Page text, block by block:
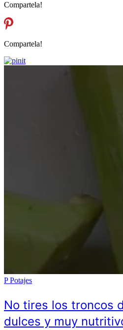
Compartela!
Compartela!
P Potajes
No tires los troncos
dulces y muy